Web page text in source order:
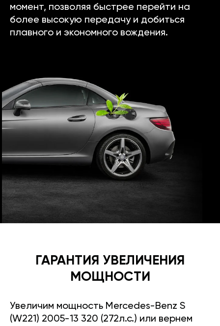
момент, позволяя быстрее перейти на
более высокую передачу и добиться
плавного и экономного вождения.
ГАРАНТИЯ УВЕЛИЧЕНИЯ
МОЩНОСТИ
Увеличим мощность Mercedes-Benz S
(W221) 2005-13 320 (272л.с.) или вернем